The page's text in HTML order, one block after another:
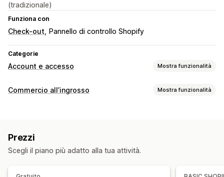
(tradizionale)
Funziona con
Check-out Pannello di controllo Shopify
Categorie
Account e accesso Mostra funzionalità
Accesso clienti
Link di attivazione
Controllo di accesso
Commercio all’ingrosso Mostra funzionalità
Accesso per la vendita all’ingrosso
Aggiunta di tag dei clienti
Prezzi
Scegli il piano più adatto alla tua attività.